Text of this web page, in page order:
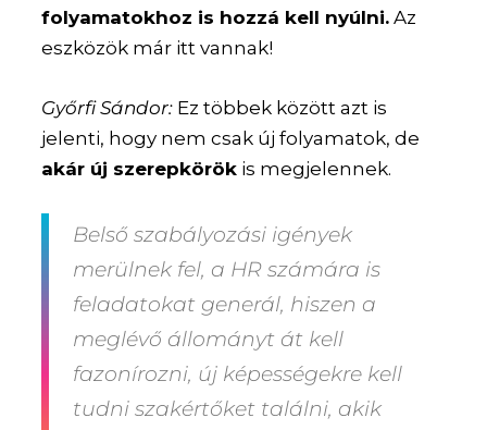
folyamatokhoz is hozzá kell nyúlni. Az
eszközök már itt vannak!
Győrfi Sándor: Ez többek között azt is
jelenti, hogy nem csak új folyamatok, de
akár új szerepkörök is megjelennek.
Belső szabályozási igények
merülnek fel, a HR számára is
feladatokat generál, hiszen a
meglévő állományt át kell
fazonírozni, új képességekre kell
tudni szakértőket találni, akik